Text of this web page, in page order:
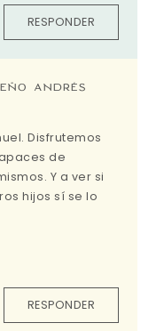
RESPONDER
ANDRÉS
Disfrutemos
de
Y a ver si
hijos sí se lo
RESPONDER